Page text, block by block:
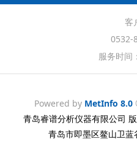
客
0532-
服务时间
Powered by MetInfo 8.0
青岛睿谱分析仪器有限公司
青岛市即墨区鳌山卫